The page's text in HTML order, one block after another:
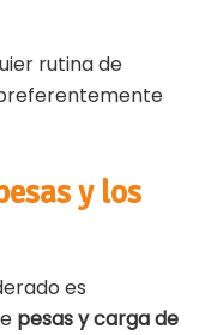
rutina de
y los
es
pesas y carga de